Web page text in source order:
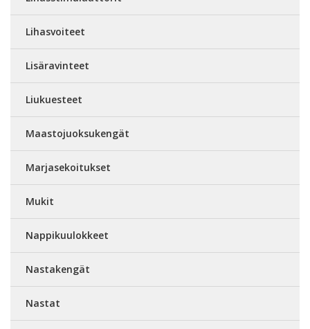
Lihasvoiteet
Lisäravinteet
Liukuesteet
Maastojuoksukengät
Marjasekoitukset
Mukit
Nappikuulokkeet
Nastakengät
Nastat